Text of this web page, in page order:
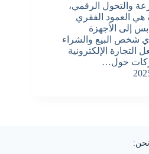
والتحول الرقمي،
هي العمود الفقري
إلى الأجهزة
أي شخص البيع والشراء
التجارة الإلكترونية
حول…